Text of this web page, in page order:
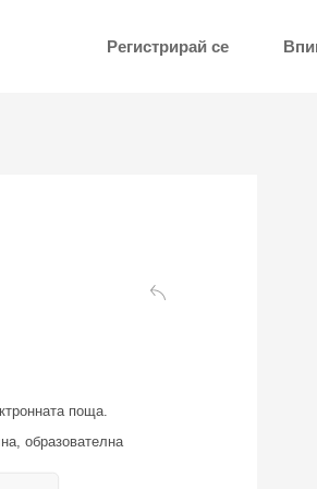
Регистрирай се
Обратно към
поща.
образователна